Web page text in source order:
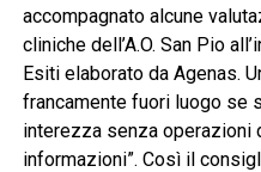
accompagnato alcune
cliniche dell’A.O. San Pio
Esiti elaborato da Agenas.
francamente fuori luogo se
interezza senza
informazioni”. Così il